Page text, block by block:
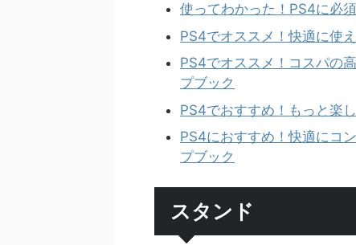
使ってわかった！PS4に必
PS4でオススメ！快適に使
PS4でオススメ！コスパの
プブック
PS4でおすすめ！もっと楽
PS4におすすめ！快適にコ
プブック
スタンド